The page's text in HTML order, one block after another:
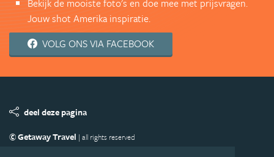
Jouw shot Amerika inspiratie.
VOLG ONS VIA FACEBOOK
deel deze pagina
© Getaway Travel | all rights reserved